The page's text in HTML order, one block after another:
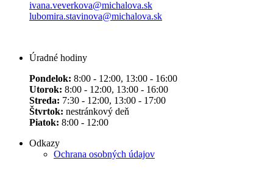
ivana.veverkova@michalova.sk
lubomira.stavinova@michalova.sk
Úradné hodiny
Pondelok: 8:00 - 12:00, 13:00 - 16:00
Utorok: 8:00 - 12:00, 13:00 - 16:00
Streda: 7:30 - 12:00, 13:00 - 17:00
Štvrtok: nestránkový deň
Piatok: 8:00 - 12:00
Odkazy
Ochrana osobných údajov